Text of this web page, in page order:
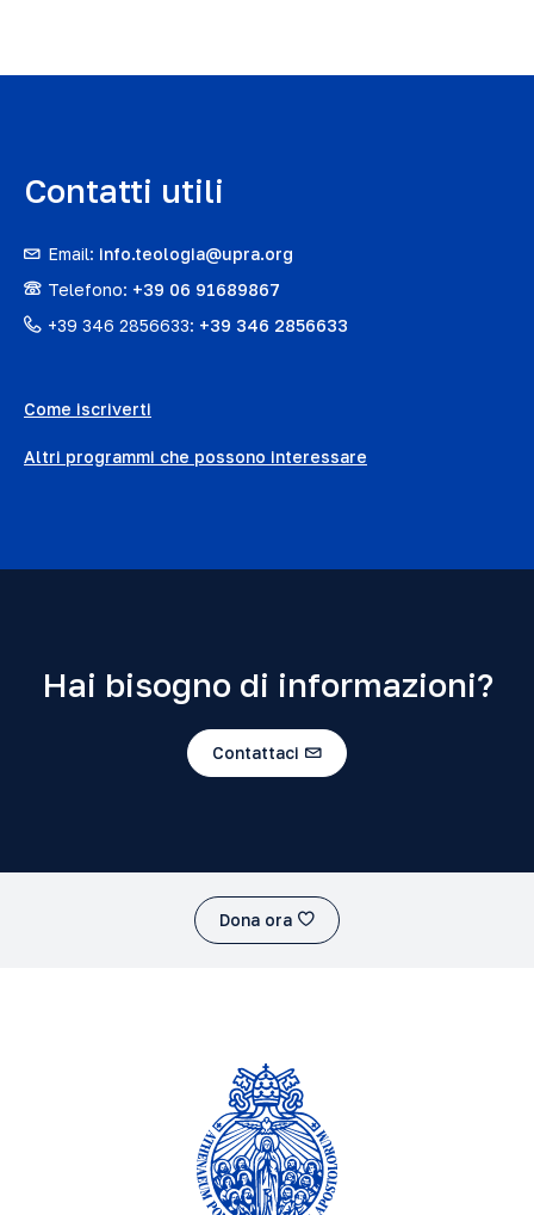
Contatti utili
Email: info.teologia@upra.org
Telefono: +39 06 91689867
+39 346 2856633: +39 346 2856633
Come iscriverti
Altri programmi che possono interessare
Hai bisogno di informazioni?
Contattaci
Dona ora